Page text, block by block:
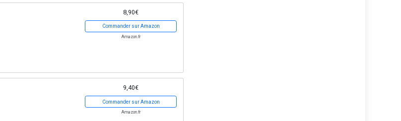
8,90€
Commander sur Amazon
Amazon.fr
9,40€
Commander sur Amazon
Amazon.fr